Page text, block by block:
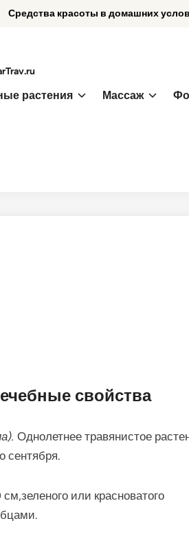
Средства красоты в домашних
растения Массаж
свойства
Однолетнее травянистое
сентября.
или красноватого